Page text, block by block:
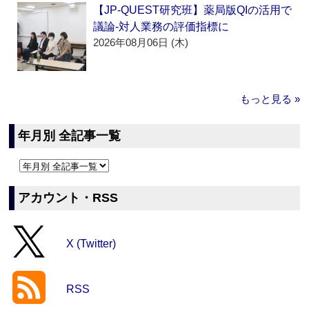
【JP-QUEST研究班】薬局版QIの活用で
議論‐対人業務の評価指標に
2026年08月06日 (木)
もっと見る »
年月別 全記事一覧
アカウント・RSS
X (Twitter)
RSS